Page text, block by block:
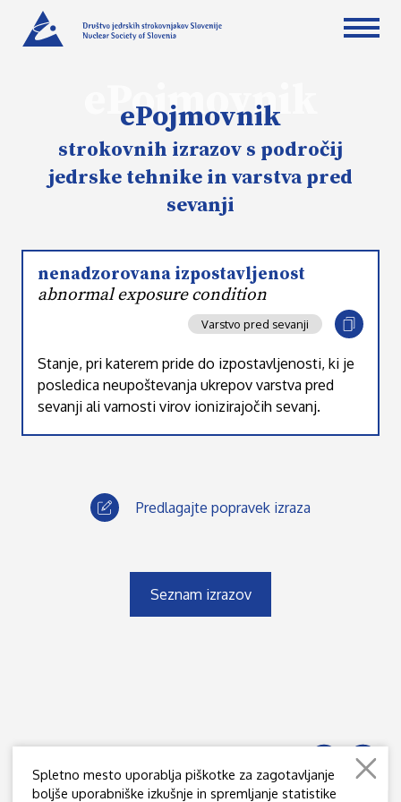
ePojmovnik
ePojmovnik
strokovnih izrazov s področij
jedrske tehnike in varstva pred
sevanji
nenadzorovana izpostavljenost
abnormal exposure condition
Varstvo pred sevanji
Stanje, pri katerem pride do izpostavljenosti, ki je
posledica neupoštevanja ukrepov varstva pred
sevanji ali varnosti virov ionizirajočih sevanj.
Predlagajte popravek izraza
Seznam izrazov
Spletno mesto uporablja piškotke za zagotavljanje
boljše uporabniške izkušnje in spremljanje statistike